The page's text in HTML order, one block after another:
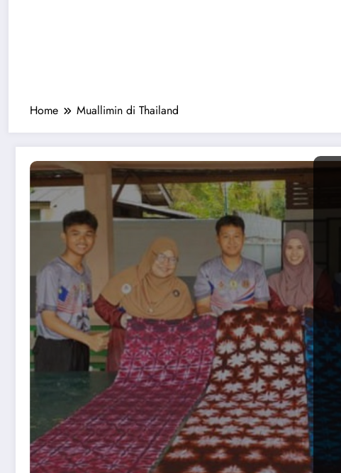
Home Muallimin di Thailand